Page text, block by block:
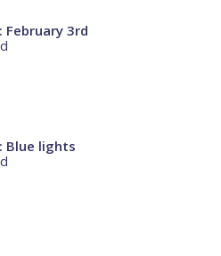
February 3rd
Blue lights